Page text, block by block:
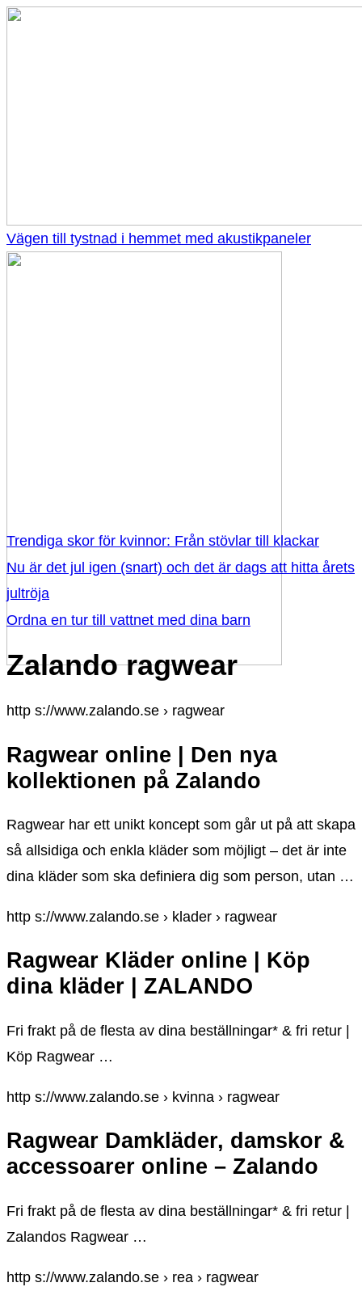
Vägen till tystnad i hemmet med akustikpaneler
Trendiga skor för kvinnor: Från stövlar till klackar
Nu är det jul igen (snart) och det är dags att hitta årets
jultröja
Ordna en tur till vattnet med dina barn
Zalando ragwear
http s://www.zalando.se › ragwear
Ragwear online | Den nya
kollektionen på Zalando
Ragwear har ett unikt koncept som går ut på att skapa
så allsidiga och enkla kläder som möjligt – det är inte
dina kläder som ska definiera dig som person, utan …
http s://www.zalando.se › klader › ragwear
Ragwear Kläder online | Köp
dina kläder | ZALANDO
Fri frakt på de flesta av dina beställningar* & fri retur |
Köp Ragwear …
http s://www.zalando.se › kvinna › ragwear
Ragwear Damkläder, damskor &
accessoarer online – Zalando
Fri frakt på de flesta av dina beställningar* & fri retur |
Zalandos Ragwear …
http s://www.zalando.se › rea › ragwear